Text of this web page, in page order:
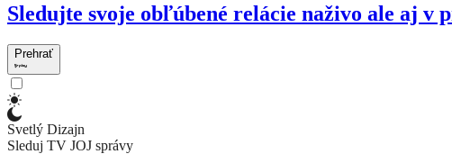
Sledujte svoje obľúbené relácie naživo ale aj v
Prehrať
Svetlý Dizajn
Sleduj TV JOJ správy